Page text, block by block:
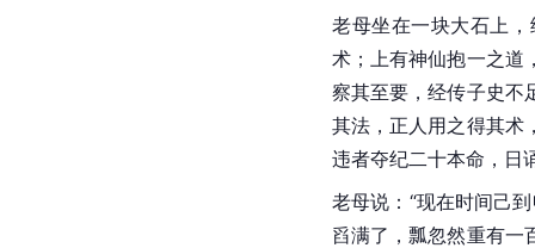
老母坐在一块大石上
术；上有神仙抱一之道
察其至要，经传子史不
其法，正人用之得其术
违者夺纪二十本命，日
老母说：“现在时间己
舀满了，瓢忽然重有一